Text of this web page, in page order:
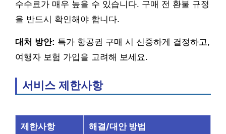
수수료가 매우 높을 수 있습니다. 구매 전 환불 규정
을 반드시 확인해야 합니다.
대처 방안: 특가 항공권 구매 시 신중하게 결정하고,
여행자 보험 가입을 고려해 보세요.
서비스 제한사항
제한사항 해결/대안 방법